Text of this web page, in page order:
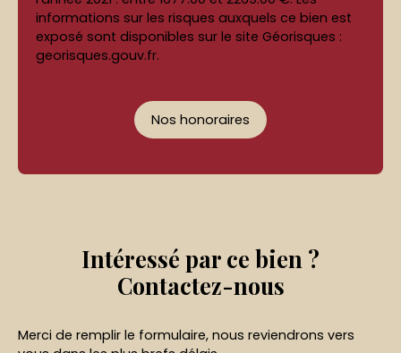
informations sur les risques auxquels ce bien est
exposé sont disponibles sur le site Géorisques :
georisques.gouv.fr.
Nos honoraires
Intéressé par ce bien ?
Contactez-nous
Merci de remplir le formulaire, nous reviendrons vers